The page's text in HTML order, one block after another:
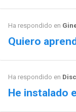
Ha respondido en
Quiero
Ha respondido en
He instalado